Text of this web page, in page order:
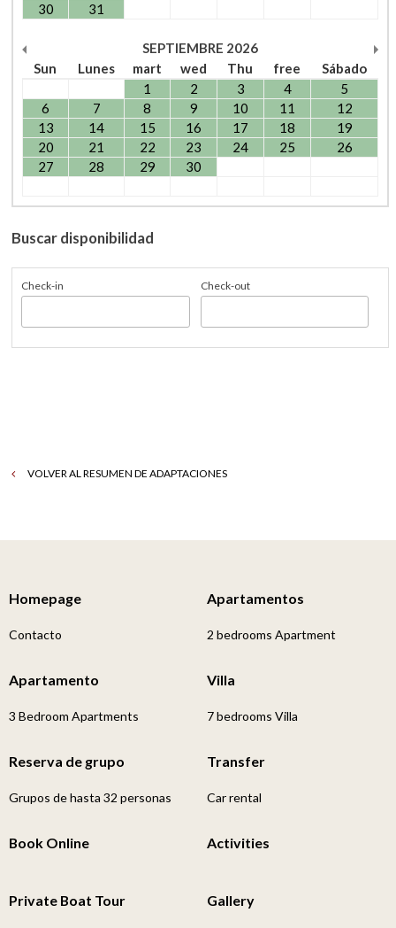
30
31
SEPTIEMBRE 2026
Sun
Lunes mart wed Thu free
Sábado
1
2 3 4
5
6
7 8 9 10 11
12
13
14 15 16 17 18
19
20
21 22 23 24 25
26
27
28 29 30
Buscar disponibilidad
Check-in Check-out
VOLVER AL RESUMEN DE ADAPTACIONES
Homepage
Contacto
Apartamentos
2 bedrooms Apartment
Apartamento
3 Bedroom Apartments
Villa
7 bedrooms Villa
Reserva de grupo
Grupos de hasta 32 personas
Transfer
Car rental
Book Online Activities
Private Boat Tour Gallery